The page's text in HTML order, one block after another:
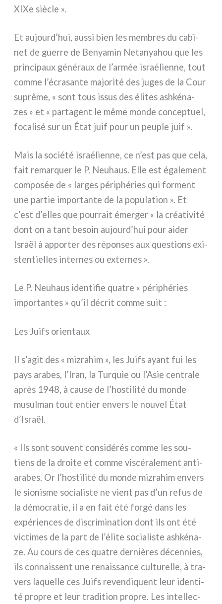
XIXe siè­cle ».
Et aujourd’hui, aus­si bien les mem­bres du cabi­
net de guer­re de Benyamin Netanyahou que les
prin­ci­paux géné­raux de l’armée israé­lien­ne, tout
com­me l’écrasante majo­ri­té des juges de la Cour
suprê­me, « sont tous issus des éli­tes ash­ké­na­
zes » et « par­ta­gent le même mon­de con­cep­tuel,
foca­li­sé sur un État juif pour un peu­ple juif ».
Mais la socié­té israé­lien­ne, ce n’est pas que cela,
fait remar­quer le P. Neuhaus. Elle est éga­le­ment
com­po­sée de « lar­ges péri­phé­ries qui for­ment
une par­tie impor­tan­te de la popu­la­tion ». Et
c’est d’elles que pour­rait émer­ger « la créa­ti­vi­té
dont on a tant besoin aujourd’hui pour aider
Israël à appor­ter des répon­ses aux que­stions exi­
sten­tiel­les inter­nes ou exter­nes ».
Le P. Neuhaus iden­ti­fie qua­tre « péri­phé­ries
impor­tan­tes » qu’il décrit com­me suit :
Les Juifs orientaux
Il s’agit des « miz­ra­him », les Juifs ayant fui les
pays ara­bes, l’Iran, la Turquie ou l’Asie cen­tra­le
après 1948, à cau­se de l’hostilité du mon­de
musul­man tout entier envers le nou­vel État
d’Israël.
« Ils sont sou­vent con­si­dé­rés com­me les sou­
tiens de la droi­te et com­me viscé­ra­le­ment anti-
arabes. Or l’hostilité du mon­de miz­ra­him envers
le sio­ni­sme socia­li­ste ne vient pas d’un refus de
la démo­cra­tie, il a en fait été for­gé dans les
expé­rien­ces de discri­mi­na­tion dont ils ont été
vic­ti­mes de la part de l’élite socia­li­ste ash­ké­na­
ze. Au cours de ces qua­tre der­niè­res décen­nies,
ils con­nais­sent une renais­san­ce cul­tu­rel­le, à tra­
vers laquel­le ces Juifs reven­di­quent leur iden­ti­
té pro­pre et leur tra­di­tion pro­pre. Les intel­lec­